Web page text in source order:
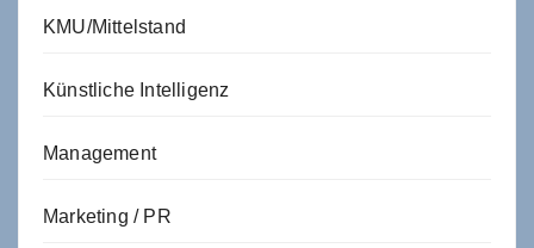
KMU/Mittelstand
Künstliche Intelligenz
Management
Marketing / PR